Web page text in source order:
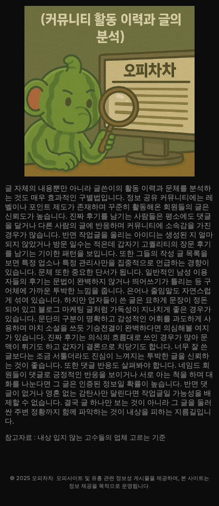
글 자체의 내용뿐만 아니라 글쓴이의 활동 이력과 문체를 분석하
는 것도 매우 효과적인 구별법입니다. 정보 공유 커뮤니티에는 레
벨이나 포인트 제도가 존재하며 꾸준히 활동해온 회원들의 글은
신뢰도가 높습니다. 진짜 후기를 남기는 사람들은 평소에도 댓글
을 달거나 다른 사람의 글에 반응하며 커뮤니티에 소속감을 가진
경우가 많습니다. 반면 작업글을 올리는 아이디는 생성된 지 얼마
되지 않았거나 방문 일수는 적은데 갑자기 고퀄리티의 장문 후기
를 남기는 기이한 패턴을 보입니다. 또한 그들의 작성 글 목록을
보면 특정 업소나 특정 관리사만을 집중적으로 언급하는 경향이
있습니다. 문체 또한 중요한 단서가 됩니다. 일반적인 남성 이용
자들의 후기는 문법이 완벽하지 않거나 띄어쓰기가 틀리는 등 구
어체에 가까운 투박한 느낌을 줍니다. 은어나 줄임말도 자연스럽
게 섞여 있습니다. 하지만 업자들이 쓴 글은 묘하게 문장이 정돈
되어 있고 블로그 마케팅 글처럼 가독성이 지나치게 좋은 경우가
있습니다. 문단의 구분이 명확하고 감성적인 어휘를 과도하게 사
용하며 마치 소설을 쓰듯 기승전결이 완벽하다면 의심해볼 여지
가 있습니다. 진짜 후기는 의식의 흐름대로 쓰인 경우가 많아 문
맥이 튀기도 하고 갑자기 결론으로 치닫기도 합니다. 너무 잘 쓴
글보다는 조금 서툴더라도 진심이 느껴지는 투박한 글을 신뢰하
는 것이 좋습니다. 또한 댓글 반응도 살펴봐야 합니다. 네임드 회
원들이 댓글로 긍정적인 반응을 보이거나 서로 아는 척을 하며 대
화를 나눈다면 그 글은 인증된 정보일 확률이 높습니다. 반면 댓
글이 없거나 영혼 없는 감탄사만 달린다면 작업글일 가능성을 배
제할 수 없습니다. 결국 글 하나만 보는 것이 아니라 그 글을 둘러
싼 주변 정황까지 함께 파악하는 것이 내상을 피하는 지름길입니
다.
참고자료 : 내상 입지 않는 고수들의 업체 고르는 기준
© 2025 오피차차. 오피사이트 및 유흥 관련 정보성 게시물을 제공하며, 본 사이트는
정보 제공을 목적으로 운영됩니다.